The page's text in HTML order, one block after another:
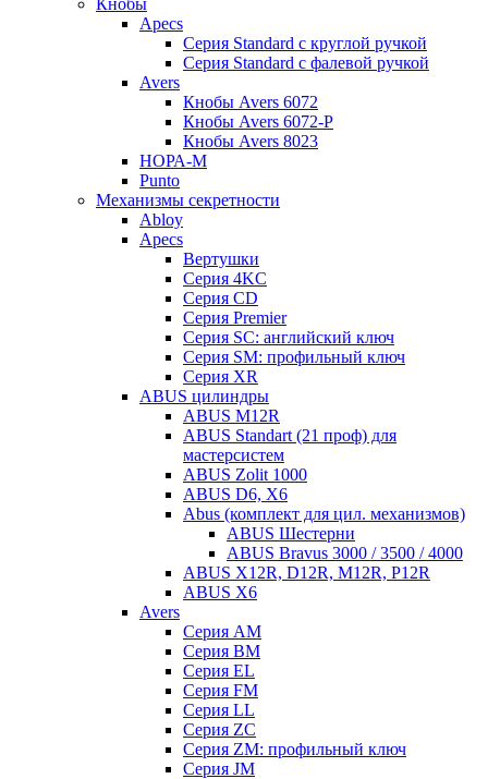
Кнобы
Apecs
Серия Standard с круглой ручкой
Серия Standard с фалевой ручкой
Avers
Кнобы Avers 6072
Кнобы Avers 6072-P
Кнобы Avers 8023
НОРА-М
Punto
Механизмы секретности
Abloy
Apecs
Вертушки
Серия 4KC
Серия CD
Серия Premier
Серия SC: английский ключ
Серия SM: профильный ключ
Серия XR
ABUS цилиндры
ABUS M12R
ABUS Standart (21 проф) для
мастерсистем
ABUS Zolit 1000
ABUS D6, X6
Abus (комплект для цил. механизмов)
ABUS Шестерни
ABUS Bravus 3000 / 3500 / 4000
ABUS X12R, D12R, M12R, P12R
ABUS X6
Avers
Серия AM
Серия BM
Серия EL
Серия FM
Серия LL
Серия ZC
Серия ZM: профильный ключ
Серия JM